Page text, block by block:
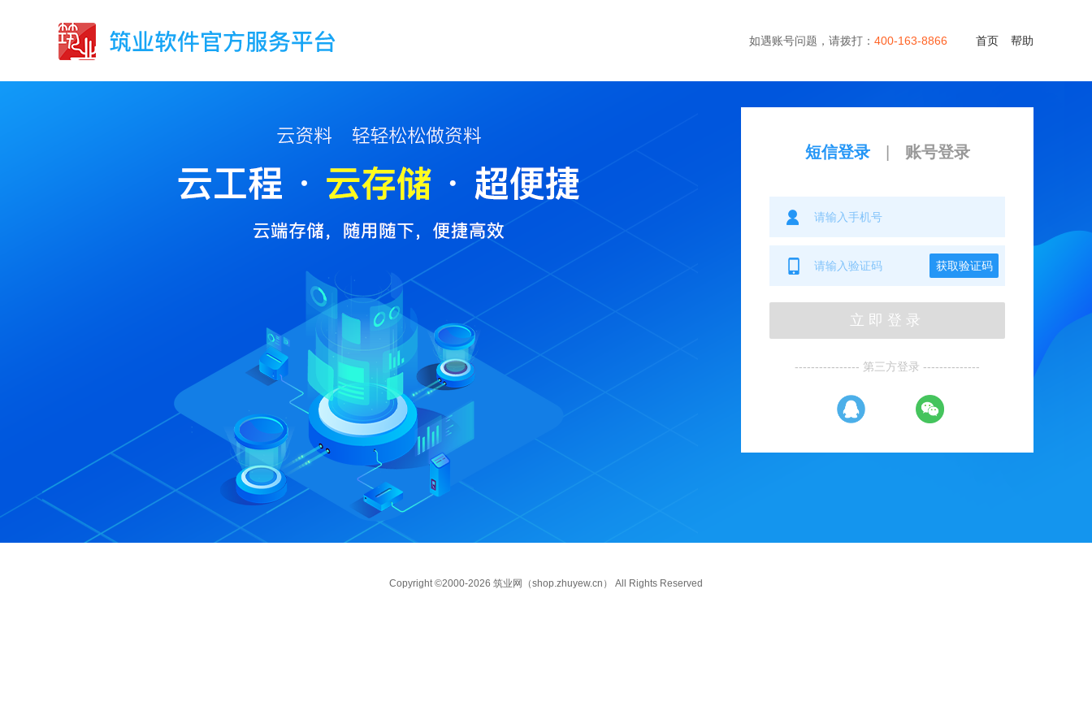
如遇账号问题，请拨打： 400-163-8866 首页 帮助
短信登录 账号登录
获取验证码
立即登录
---------------- 第三方登录 --------------
Copyright ©2000-2026 筑业网（shop.zhuyew.cn） All Rights Reserved